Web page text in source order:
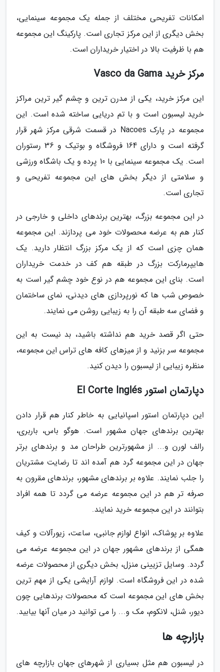
امکانات تفریحی مختلف از جمله یک مجموعه سینمایی،
بخش دیگری از این مرکز تجاری است. پارکینگ این مجموعه
هم با ظرفیت بالا در اختیار خریداران است.
مرکز خرید Vasco da Gama
این مرکز خرید، یکی از مدرن ترین و چشم گیر ترین مراکز
خرید لیسبون است و با تم دریایی ساخته شده است. این
مجموعه در پارک Nacoes در قسمت شرقی مرکز شهر قرار
گرفته است و دارای 164 فروشگاه و بوتیک و 36 رستوران
است. یک مجموعه سینمایی با 10 پرده و یک باشگاه ورزشی
و سلامتی از دیگر بخش های این مجموعه تفریحی و
تجاری است.
در این مجموعه بزرگ، بهترین برندهای داخلی و خارجی در
کنار هم به عرضه محصولات خود می پردازند. این مجموعه
همان چزی است که از یک مرکز بزرگ انتظار دارید. یک
هایپرمارکت بزرگ در طبقه هم کف در خدمت خریداران
است. بنای این مجموعه هم در نوع خود چشم گیر است به
خصوص شب ها که نورپردازی های دیدنی، نمای ساختمان
و فضای سه طبقه آن را به زیبایی روشن می نمایند.
حتی اگر قصد خرید هم نداشته باشید، بد نیست به این
مجموعه سر بزنید و از میزهای کافه های تراس این مجموعه،
منظره زیبایی از لیسبون را دیدن کنید.
دپارتمان استور El Corte Inglés
این دپارتمان استور اسپانیایی به خاطر کنار هم قرار دادن
بهترین برندهای جهان مشهور است. هوگو باس، باربری،
رالف لورن و... از مشهورترین طراحان مد و برندهای برتر
جهان در این مجموعه گرد هم آمده اند تا رضایت مشتریان
را جلب نمایند. علاوه بر برندهای مشهور، برندهای مقرون به
صرفه تر هم در این مجموعه عرضه می گردد تا همه افراد
بتوانند در این مجموعه خرید نمایند.
علاوه بر پوشاک، انواع لوازم جانبی، ساعت، زیورآلات و کیف
همگی از برندهای مشهور جهان در این مجموعه عرضه می
گردد. وسایل تزیینی منزل، بخش دیگری از محصولات عرضه
شده در این فروشگاه است. لوازم آرایشی یکی از مهم ترین
بخش های این مجموعه است که محصولات برندهایی چون
دیور، شنل، لانکوم، مک و... را می توانید در میان آنها بیابید.
بازارچه ها
در لیسبون هم مثل بسیاری از شهرهای جهان بازارچه های